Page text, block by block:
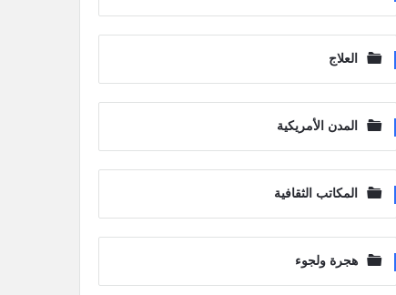
العلاج
المدن الأمريكية
المكاتب الثقافية
هجرة ولجوء